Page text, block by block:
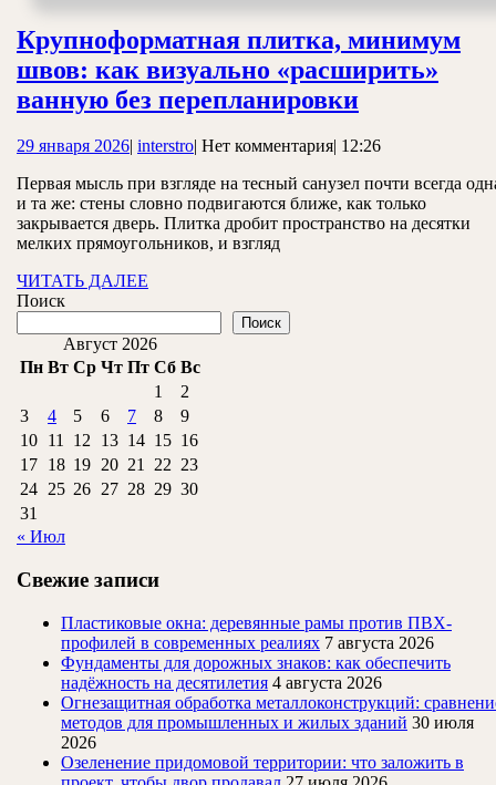
Крупноформатная плитка, минимум
швов: как визуально «расширить»
ванную без перепланировки
минимум
швов:
как
29 января 202629
2026
interstrointerstro
Нет комментария 12:26
Первая мысль при взгляде на тесный санузел почти всегда
и та же: стены словно подвигаются ближе, как только
закрывается дверь. Плитка дробит пространство на десятки
мелких прямоугольников, и взгляд
ЧИТАТЬ ДАЛЕЕ
Поиск
Поиск
Август 2026
Пн Вт Ср Чт Пт Сб Вс
1
2
3
4 5 6 7 8
9
10 11 12 13 14 15 16
17 18 19 20 21 22 23
24 25 26 27 28 29 30
31
« Июл
Свежие записи
Пластиковые окна: деревянные рамы против ПВХ-
профилей в современных реалиях 7 августа 2026
Фундаменты для дорожных знаков: как обеспечить
надёжность на десятилетия 4 августа 2026
Огнезащитная обработка металлоконструкций:
методов для промышленных и жилых зданий 30 июля
2026
Озеленение придомовой территории: что заложить в